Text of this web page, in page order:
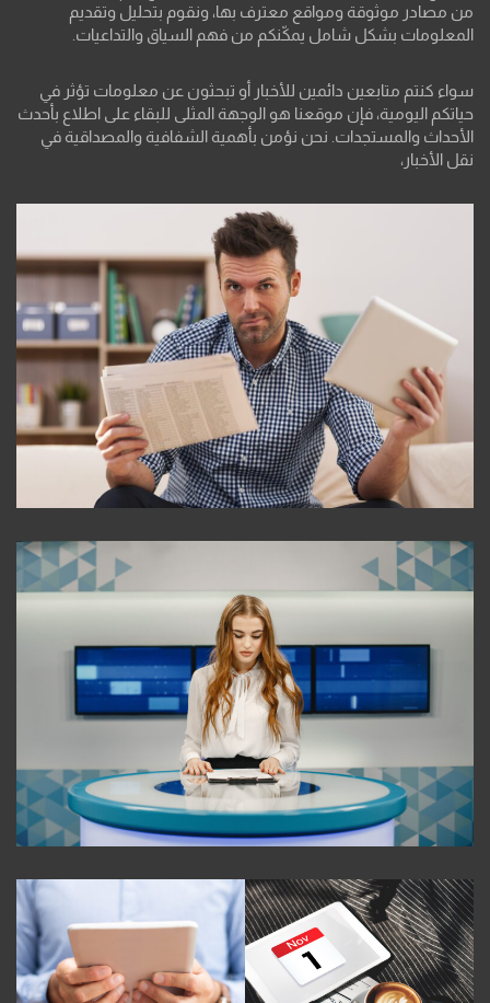
من مصادر موثوقة ومواقع معترف بها، ونقوم بتحليل وتقديم
المعلومات بشكل شامل يمكّنكم من فهم السياق والتداعيات.
سواء كنتم متابعين دائمين للأخبار أو تبحثون عن معلومات تؤثر في
حياتكم اليومية، فإن موقعنا هو الوجهة المثلى للبقاء على اطلاع بأحدث
الأحداث والمستجدات. نحن نؤمن بأهمية الشفافية والمصداقية في
نقل الأخبار،